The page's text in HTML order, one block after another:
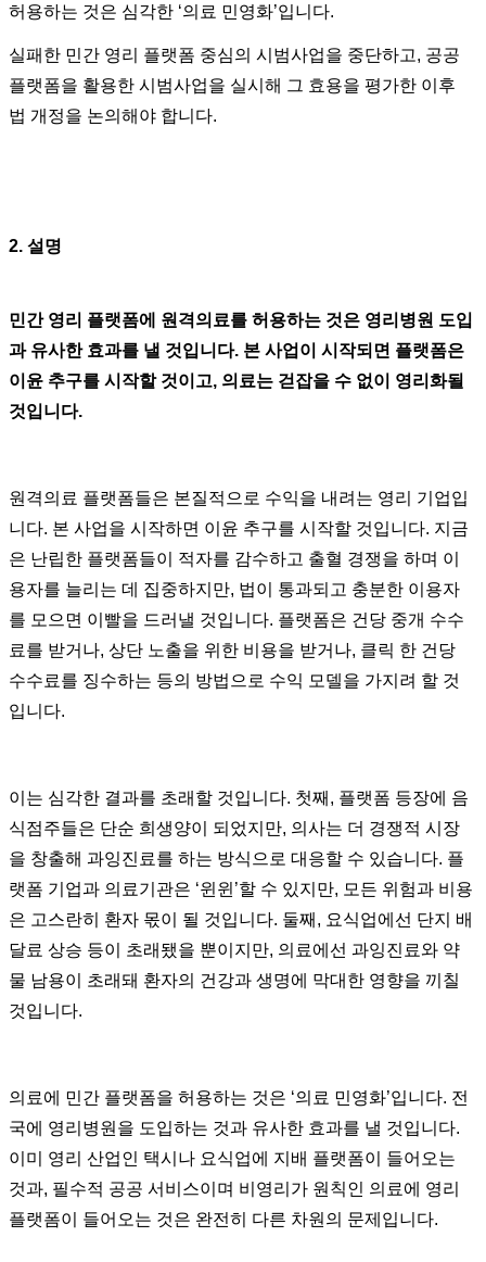
허용하는 것은 심각한 ‘의료 민영화’입니다.
실패한 민간 영리 플랫폼 중심의 시범사업을 중단하고, 공공
플랫폼을 활용한 시범사업을 실시해 그 효용을 평가한 이후
법 개정을 논의해야 합니다.
2. 설명
민간 영리 플랫폼에 원격의료를 허용하는 것은 영리병원 도입
과 유사한 효과를 낼 것입니다. 본 사업이 시작되면 플랫폼은
이윤 추구를 시작할 것이고, 의료는 걷잡을 수 없이 영리화될
것입니다.
원격의료 플랫폼들은 본질적으로 수익을 내려는 영리 기업입
니다. 본 사업을 시작하면 이윤 추구를 시작할 것입니다. 지금
은 난립한 플랫폼들이 적자를 감수하고 출혈 경쟁을 하며 이
용자를 늘리는 데 집중하지만, 법이 통과되고 충분한 이용자
를 모으면 이빨을 드러낼 것입니다. 플랫폼은 건당 중개 수수
료를 받거나, 상단 노출을 위한 비용을 받거나, 클릭 한 건당
수수료를 징수하는 등의 방법으로 수익 모델을 가지려 할 것
입니다.
이는 심각한 결과를 초래할 것입니다. 첫째, 플랫폼 등장에 음
식점주들은 단순 희생양이 되었지만, 의사는 더 경쟁적 시장
을 창출해 과잉진료를 하는 방식으로 대응할 수 있습니다. 플
랫폼 기업과 의료기관은 ‘윈윈’할 수 있지만, 모든 위험과 비용
은 고스란히 환자 몫이 될 것입니다. 둘째, 요식업에선 단지 배
달료 상승 등이 초래됐을 뿐이지만, 의료에선 과잉진료와 약
물 남용이 초래돼 환자의 건강과 생명에 막대한 영향을 끼칠
것입니다.
의료에 민간 플랫폼을 허용하는 것은 ‘의료 민영화’입니다. 전
국에 영리병원을 도입하는 것과 유사한 효과를 낼 것입니다.
이미 영리 산업인 택시나 요식업에 지배 플랫폼이 들어오는
것과, 필수적 공공 서비스이며 비영리가 원칙인 의료에 영리
플랫폼이 들어오는 것은 완전히 다른 차원의 문제입니다.